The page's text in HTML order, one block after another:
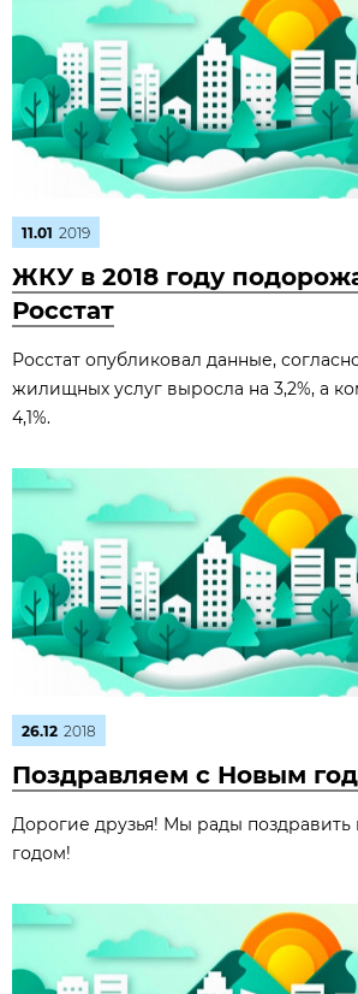
11.01 2019
ЖКУ в 2018 году
Росстат
Росстат опубликовал данные,
жилищных услуг выросла на 3,2%, а
4,1%.
26.12 2018
Поздравляем с Новым
Дорогие друзья! Мы рады
годом!